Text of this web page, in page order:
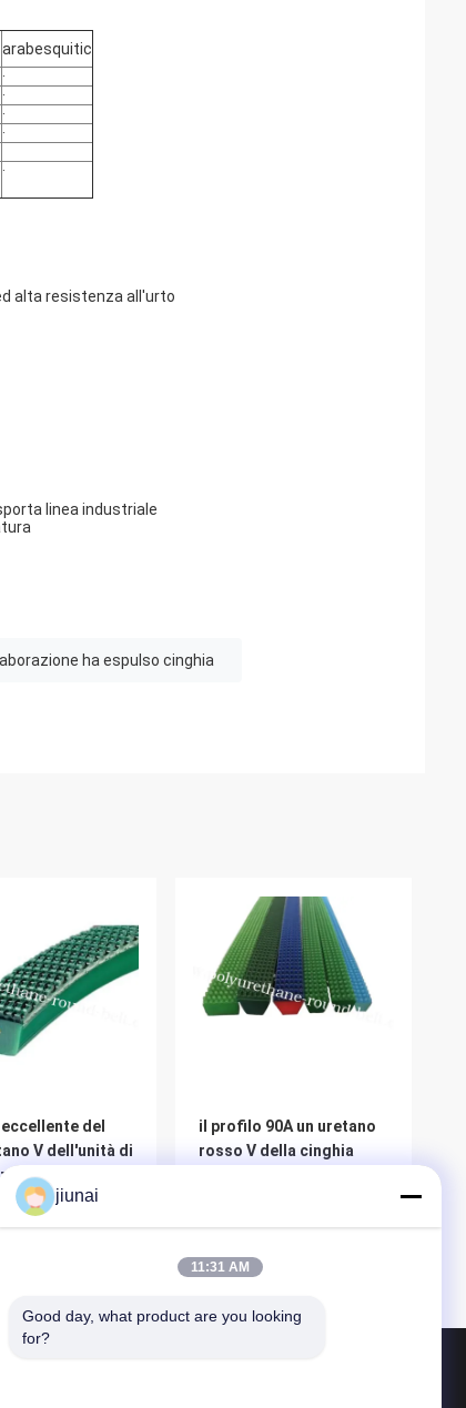
arabesquitic
·
·
·
·
·
alta resistenza all'urto
linea industriale
ha espulso cinghia
del
V dell'unità di
della
della presa di
cima di
Prezzo
il profilo 90A un uretano
rosso V della cinghia
30 metri/rotolo
Miglior Prezzo
jiunai
11:31 AM
Good day, what product are you looking
for?